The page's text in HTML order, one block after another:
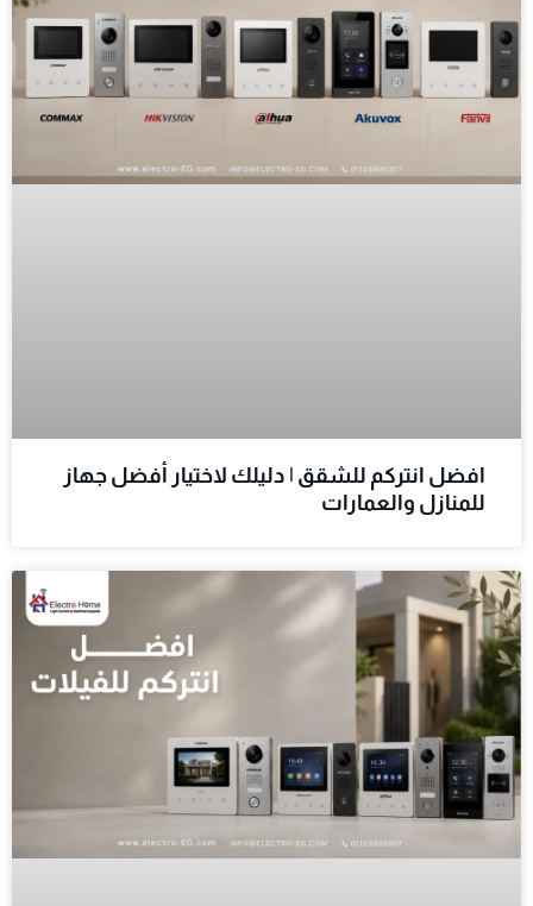
افضل انتركم للشقق | دليلك لاختيار أفضل جهاز
للمنازل والعمارات